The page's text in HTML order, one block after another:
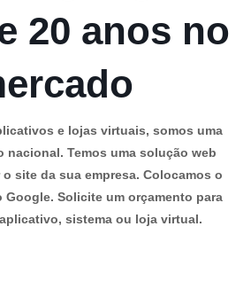
20 anos no
e lojas virtuais, somos uma
nacional. Temos uma solução web
site da sua empresa. Colocamos o
Solicite um orçamento para
sistema ou loja virtual.